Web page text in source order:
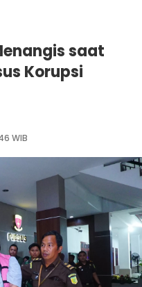
saat
Korupsi
WIB